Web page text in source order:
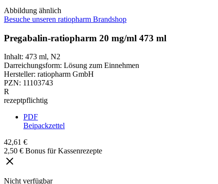
Abbildung ähnlich
Besuche unseren ratiopharm Brandshop
Pregabalin-ratiopharm 20 mg/ml 473 ml
Inhalt: 473 ml, N2
Darreichungsform: Lösung zum Einnehmen
Hersteller: ratiopharm GmbH
PZN: 11103743
R
rezeptpflichtig
PDF
Beipackzettel
42,61 €
2,50 € Bonus für Kassenrezepte
Nicht verfügbar